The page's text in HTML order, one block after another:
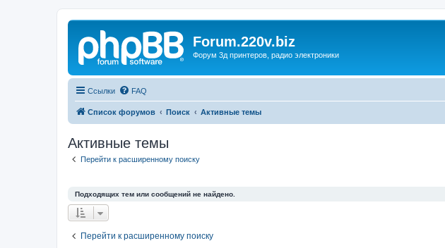
Forum.220v.biz
Форум 3д принтеров, радио электроники
Ссылки FAQ
Список форумов Поиск Активные темы
Активные темы
Перейти к расширенному поиску
Подходящих тем или сообщений не найдено.
Перейти к расширенному поиску